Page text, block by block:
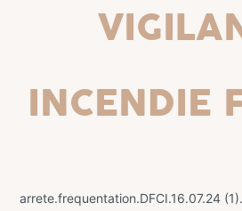
arrete.frequentation.DFCI.16.07.24